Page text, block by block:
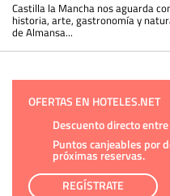
Castilla la Mancha nos aguarda
historia, arte, gastronomía y
de Almansa...
OFERTAS EN HOTELES.NET
Descuento directo
Puntos canjeables por
próximas reservas.
REGÍSTRATE